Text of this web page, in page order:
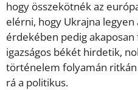
hogy összekötnék az
elérni, hogy Ukrajna legyen
érdekében pedig
igazságos békét hirdetik,
történelem folyamán
rá a politikus.